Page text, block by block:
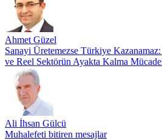
Ahmet Güzel
Sanayi Üretemezse Türkiye
ve Reel Sektörün Ayakta Kalma
Ali İhsan Gülcü
Muhalefeti bitiren mesajlar